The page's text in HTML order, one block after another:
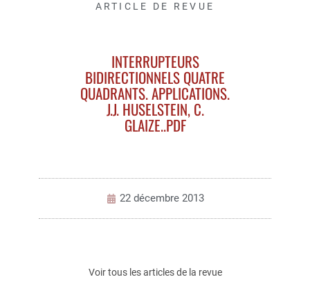
ARTICLE DE REVUE
INTERRUPTEURS
BIDIRECTIONNELS QUATRE
QUADRANTS. APPLICATIONS.
J.J. HUSELSTEIN, C.
GLAIZE..PDF
22 décembre 2013
Voir tous les articles de la revue